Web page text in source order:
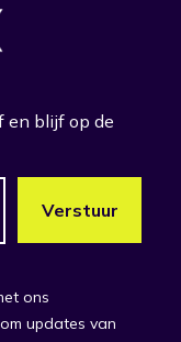
en blijf op de
ons
updates van